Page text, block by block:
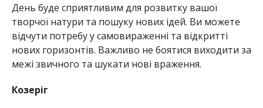
День буде сприятливим для розвитку вашої
творчої натури та пошуку нових ідей. Ви можете
відчути потребу у самовираженні та відкритті
нових горизонтів. Важливо не боятися виходити за
межі звичного та шукати нові враження.
Козеріг